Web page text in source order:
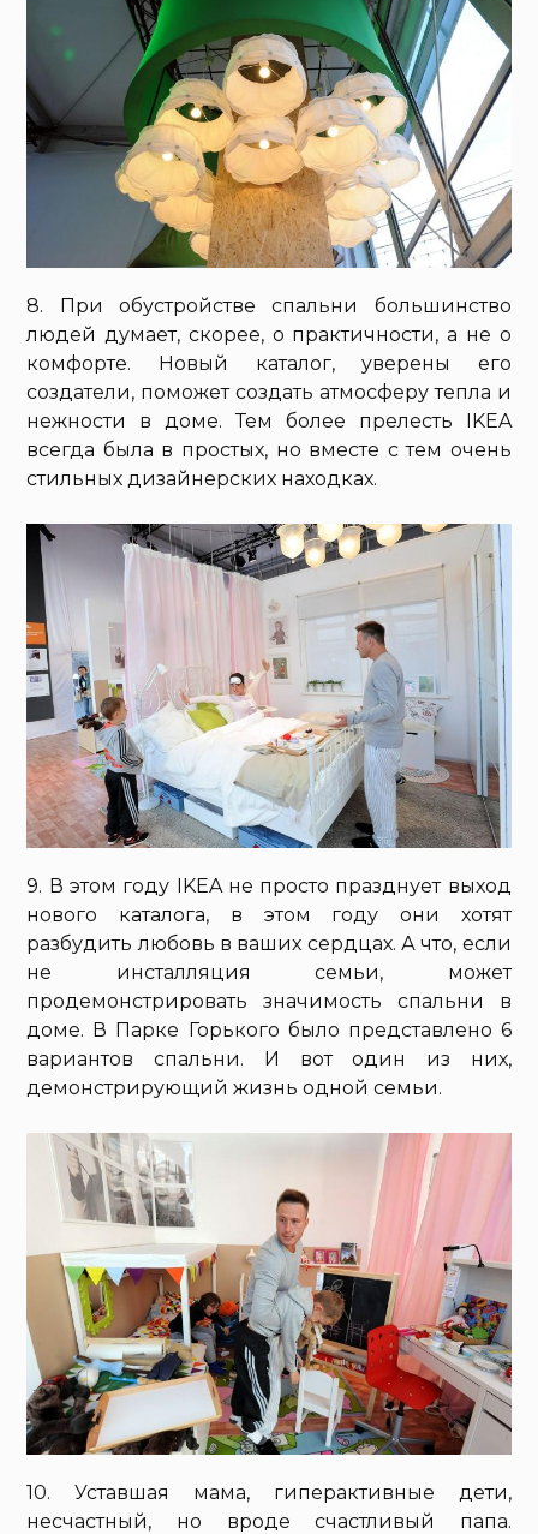
8. При обустройстве спальни большинство
людей думает, скорее, о практичности, а не о
комфорте. Новый каталог, уверены его
создатели, поможет создать атмосферу тепла и
нежности в доме. Тем более прелесть IKEA
всегда была в простых, но вместе с тем очень
стильных дизайнерских находках.
9. В этом году IKEA не просто празднует выход
нового каталога, в этом году они хотят
разбудить любовь в ваших сердцах. А что, если
не инсталляция семьи, может
продемонстрировать значимость спальни в
доме. В Парке Горького было представлено 6
вариантов спальни. И вот один из них,
демонстрирующий жизнь одной семьи.
10. Уставшая мама, гиперактивные дети,
несчастный, но вроде счастливый папа.